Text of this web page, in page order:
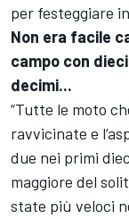
per festeggiare
Non era facile
campo con
decimi...
“Tutte le moto
ravvicinate e
due nei primi
maggiore del
state più veloci